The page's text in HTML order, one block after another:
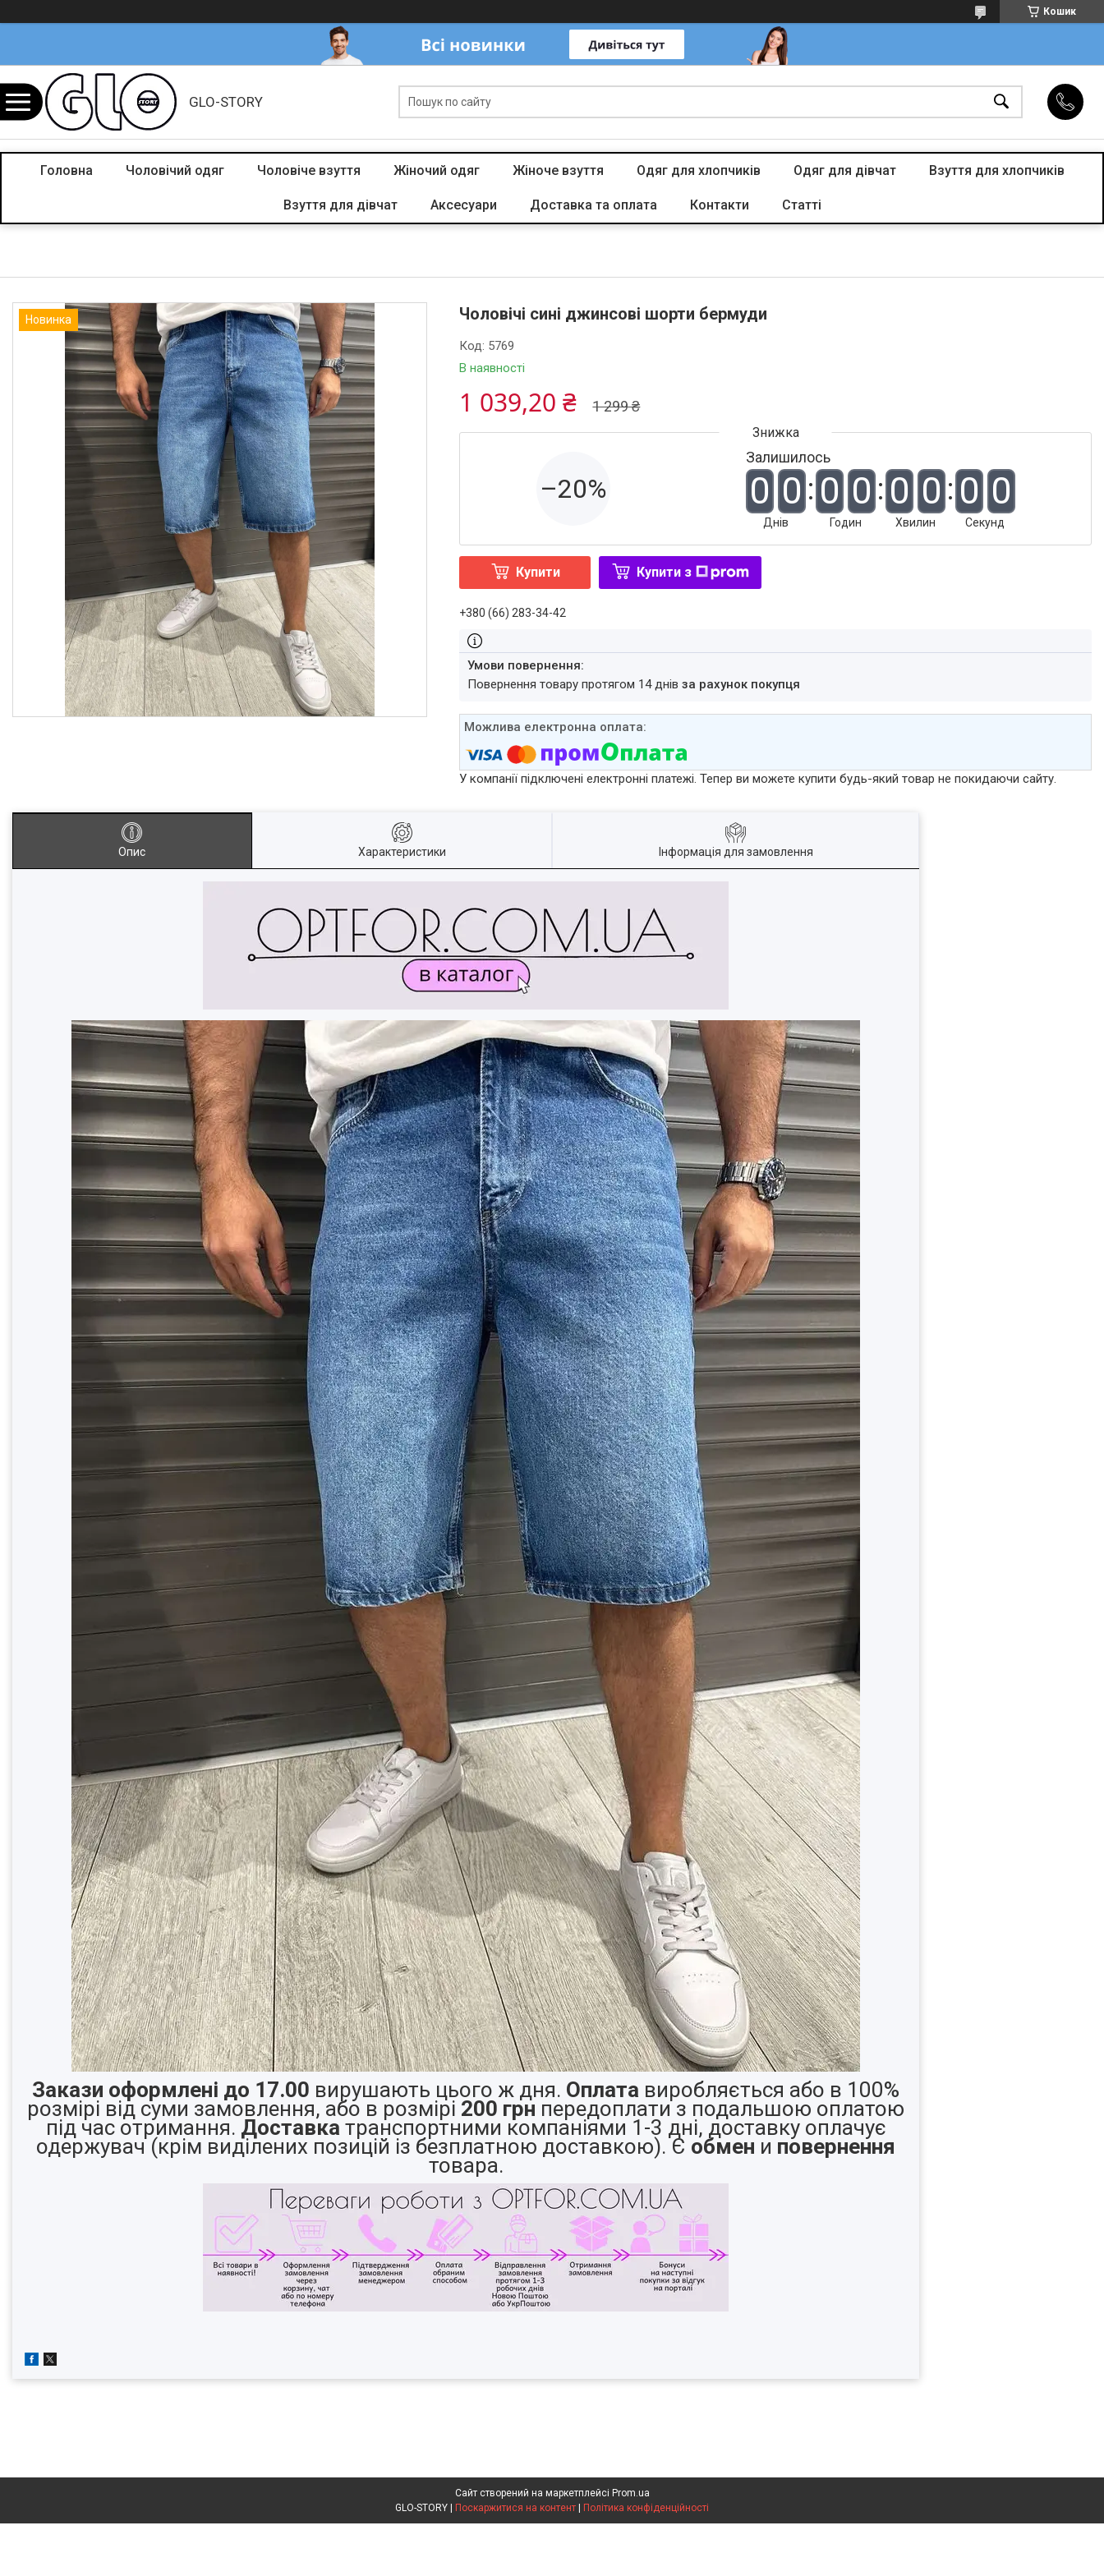
Кошик
GLO-STORY
Головна Чоловічий одяг Чоловіче взуття Жіночий одяг Жіноче взуття Одяг для хлопчиків Одяг для дівчат Взуття для хлопчиків
Взуття для дівчат Аксесуари Доставка та оплата Контакти Статті
Новинка Чоловічі сині джинсові шорти бермуди
В наявності
Код: 5769
1 299 ₴
1 039,20 ₴
–20%
Залишилось
0 0
Днів
0 0
Годин
0 0
Хвилин
0 0
Секунд
Купити Купити з
+380 (66) 283-34-42
повернення товару протягом 14 днівза рахунок покупця
У компанії підключені електронні платежі. Тепер ви можете купити будь-який товар не покидаючи сайту.
Опис Характеристики Інформація для замовлення
Закази оформлені до 17.00 вирушають цього ж дня. Оплата виробляється або в 100%
розмірі від суми замовлення, або в розмірі 200 грн передоплати з подальшою оплатою
під час отримання. Доставка транспортними компаніями 1-3 дні, доставку оплачує
одержувач (крім виділених позицій із безплатною доставкою). Є обмен и повернення
товара.
Сайт створений на маркетплейсі Prom.ua
Поскаржитися на контент Політика конфіденційності